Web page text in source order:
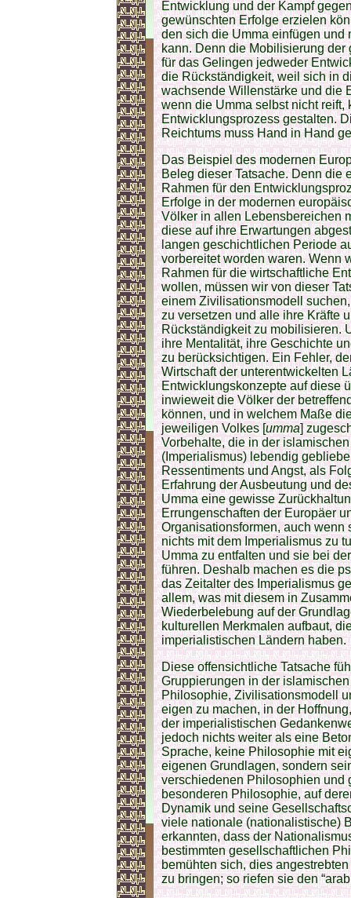
Entwicklung und der Kampf
gewünschten Erfolge erzielen
den sich die Umma einfügen
kann. Denn die Mobilisierung der
für das Gelingen jedweder
die Rückständigkeit, weil sich in
wachsende Willenstärke und die
wenn die Umma selbst nicht
Entwicklungsprozess gestalten.
Reichtums muss Hand in Hand
Das Beispiel des modernen
Beleg dieser Tatsache. Denn die
Rahmen für den
Erfolge in der modernen
Völker in allen Lebensbereichen
diese auf ihre Erwartungen
langen geschichtlichen Periode
vorbereitet worden waren. Wenn
Rahmen für die wirtschaftliche
wollen, müssen wir von dieser
einem Zivilisationsmodell
zu versetzen und alle ihre Kräfte
Rückständigkeit zu mobilisieren.
ihre Mentalität, ihre Geschichte
zu berücksichtigen. Ein Fehler,
Wirtschaft der unterentwickelten
Entwicklungskonzepte auf diese
inwieweit die Völker der
können, und in welchem Maße
jeweiligen Volkes [umma]
Vorbehalte, die in der
(Imperialismus) lebendig
Ressentiments und Angst, als
Erfahrung der Ausbeutung und
Umma eine gewisse
Errungenschaften der Europäer
Organisationsformen, auch
nichts mit dem Imperialismus zu
Umma zu entfalten und sie bei
führen. Deshalb machen es die
das Zeitalter des Imperialismus
allem, was mit diesem in
Wiederbelebung auf der
kulturellen Merkmalen aufbaut,
imperialistischen Ländern haben.
Diese offensichtliche Tatsache
Gruppierungen in der
Philosophie, Zivilisationsmodell
eigen zu machen, in der
der imperialistischen
jedoch nichts weiter als eine
Sprache, keine Philosophie mit
eigenen Grundlagen, sondern
verschiedenen Philosophien und
besonderen Philosophie, auf
Dynamik und seine
viele nationale (nationalistische)
erkannten, dass der
bestimmten gesellschaftlichen
bemühten sich, dies
zu bringen; so riefen sie den